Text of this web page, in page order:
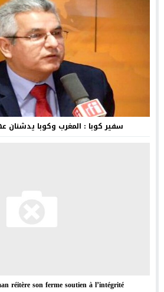
سفير كوبا : المغرب وكوبا يدشنان
réitère son ferme soutien à l’intégrité...